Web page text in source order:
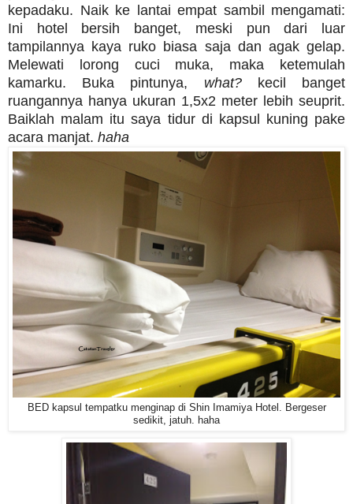
kepadaku. Naik ke lantai empat sambil mengamati:
Ini hotel bersih banget, meski pun dari luar
tampilannya kaya ruko biasa saja dan agak gelap.
Melewati lorong cuci muka, maka ketemulah
kamarku. Buka pintunya, what?
kecil banget
ruangannya hanya ukuran 1,5x2 meter lebih seuprit.
Baiklah malam itu saya tidur di kapsul kuning pake
acara manjat. haha
BED kapsul tempatku menginap di Shin Imamiya Hotel. Bergeser
sedikit, jatuh. haha